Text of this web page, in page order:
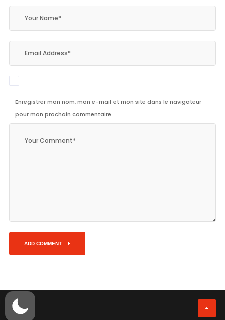
Enregistrer mon nom, mon e-mail et mon site dans le navigateur
pour mon prochain commentaire.
ADD COMMENT